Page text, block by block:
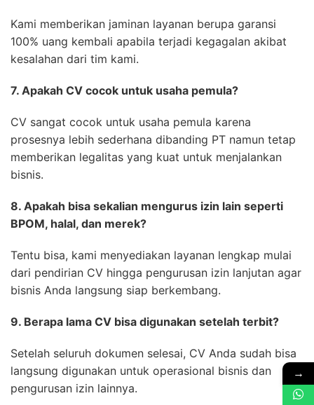
Kami memberikan jaminan layanan berupa garansi
100% uang kembali apabila terjadi kegagalan akibat
kesalahan dari tim kami.
7. Apakah CV cocok untuk usaha pemula?
CV sangat cocok untuk usaha pemula karena
prosesnya lebih sederhana dibanding PT namun tetap
memberikan legalitas yang kuat untuk menjalankan
bisnis.
8. Apakah bisa sekalian mengurus izin lain seperti
BPOM, halal, dan merek?
Tentu bisa, kami menyediakan layanan lengkap mulai
dari pendirian CV hingga pengurusan izin lanjutan agar
bisnis Anda langsung siap berkembang.
9. Berapa lama CV bisa digunakan setelah terbit?
Setelah seluruh dokumen selesai, CV Anda sudah bisa
langsung digunakan untuk operasional bisnis dan
pengurusan izin lainnya.
→